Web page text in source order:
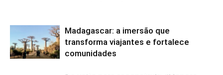
Madagascar: a imersão que
transforma viajantes e fortalece
comunidades